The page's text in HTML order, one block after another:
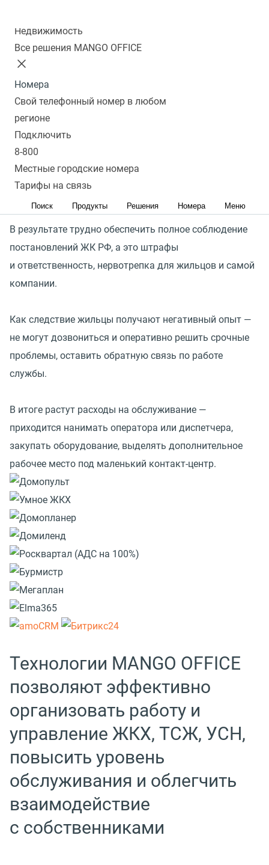
Недвижимость
Все решения MANGO OFFICE
Номера
Свой телефонный номер в любом
регионе
Подключить
8-800
Местные городские номера
Тарифы на связь
Поиск Продукты Решения Номера Меню
Управляющим компаниям и организациям ЖКХ
непросто предоставлять высокое качество сервиса
коммунальных услуг.
Зачастую один сотрудник отвечает за все
направления, входящий и исходящий обзвон, и если
он не справляется с потоком обращений,
то появляется много пропущенных звонков и в то же
время нет возможности перезвонить
и проконтролировать его работу.
В результате трудно обеспечить полное соблюдение
постановлений ЖК РФ, а это штрафы
и ответственность, нервотрепка для жильцов и самой
компании.
Как следствие жильцы получают негативный опыт —
не могут дозвониться и оперативно решить срочные
проблемы, оставить обратную связь по работе
службы.
В итоге растут расходы на обслуживание —
приходится нанимать оператора или диспетчера,
закупать оборудование, выделять дополнительное
рабочее место под маленький контакт-центр.
Технологии MANGO OFFICE
позволяют эффективно
организовать работу и
управление ЖКХ, ТСЖ, УСН,
повысить уровень
обслуживания и облегчить
взаимодействие
с собственниками